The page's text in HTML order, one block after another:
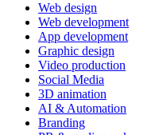
Web design
Web development
App development
Graphic design
Video production
Social Media
3D animation
AI & Automation
Branding